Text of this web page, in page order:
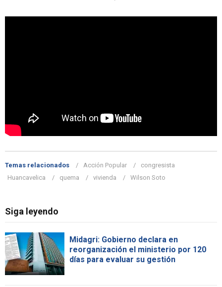
Temas relacionados Acción Popular
congresista
Huancavelica
quema vivienda Wilson Soto
Siga leyendo
Midagri: Gobierno declara en
reorganización el ministerio por 120
días para evaluar su gestión